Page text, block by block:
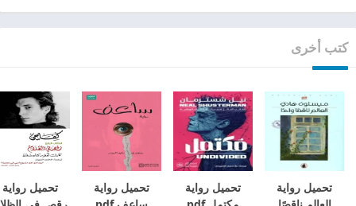
كتب أخرى
تحميل رواية
تحميل رواية
تحميل رواية
تحميل رواية